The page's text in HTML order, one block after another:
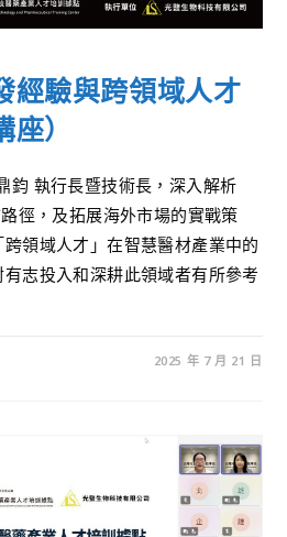
經驗與跨領域人才
）
鈞 執行長暨技術長，深入解析
徑，及拓展海外市場的實戰策
領域人才」在智慧醫材產業中的
志投入和深耕此領域者有所參考
2025 年 7 月 21 日